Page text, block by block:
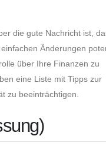
die gute Nachricht ist,
Änderungen
über Ihre Finanzen zu
eine Liste mit Tipps zur
zu beeinträchtigen.